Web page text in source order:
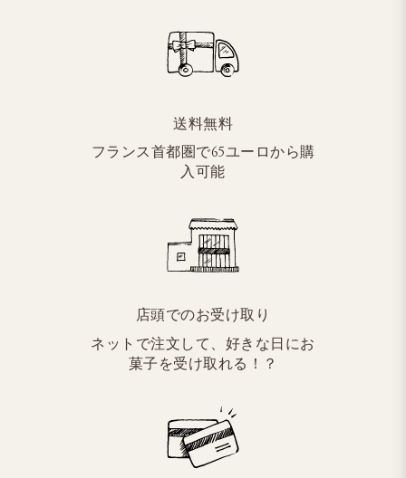
送料無料
フランス首都圏で65ユーロから購
入可能
店頭でのお受け取り
ネットで注文して、好きな日にお
菓子を受け取れる！？